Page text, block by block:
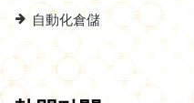
自動化倉儲